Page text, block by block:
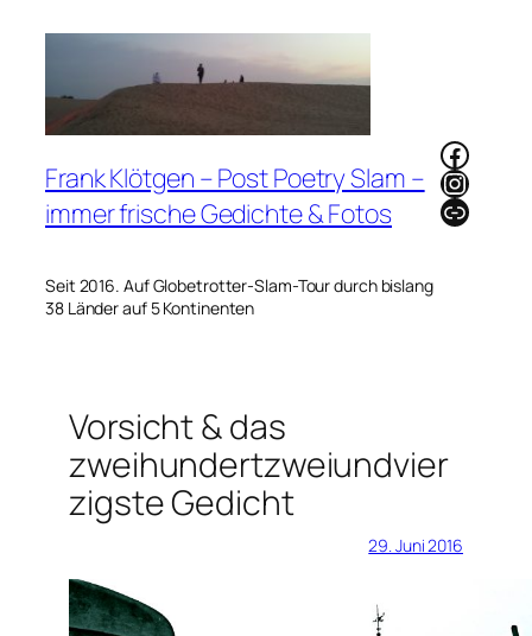
Frank Klötgen – Post Poetry Slam –
immer frische Gedichte & Fotos
Seit 2016. Auf Globetrotter-Slam-Tour durch bislang
38 Länder auf 5 Kontinenten
Link
Vorsicht & das
zweihundertzweiundvier
zigste Gedicht
29. Juni 2016